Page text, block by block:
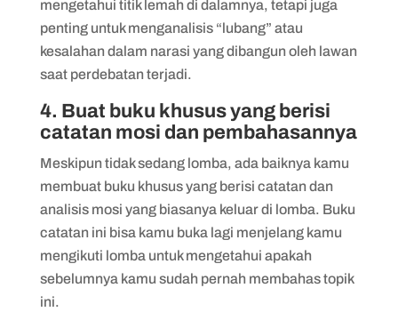
mengetahui titik lemah di dalamnya, tetapi juga
penting untuk menganalisis “lubang” atau
kesalahan dalam narasi yang dibangun oleh lawan
saat perdebatan terjadi.
4. Buat buku khusus yang berisi
catatan mosi dan pembahasannya
Meskipun tidak sedang lomba, ada baiknya kamu
membuat buku khusus yang berisi catatan dan
analisis mosi yang biasanya keluar di lomba. Buku
catatan ini bisa kamu buka lagi menjelang kamu
mengikuti lomba untuk mengetahui apakah
sebelumnya kamu sudah pernah membahas topik
ini.